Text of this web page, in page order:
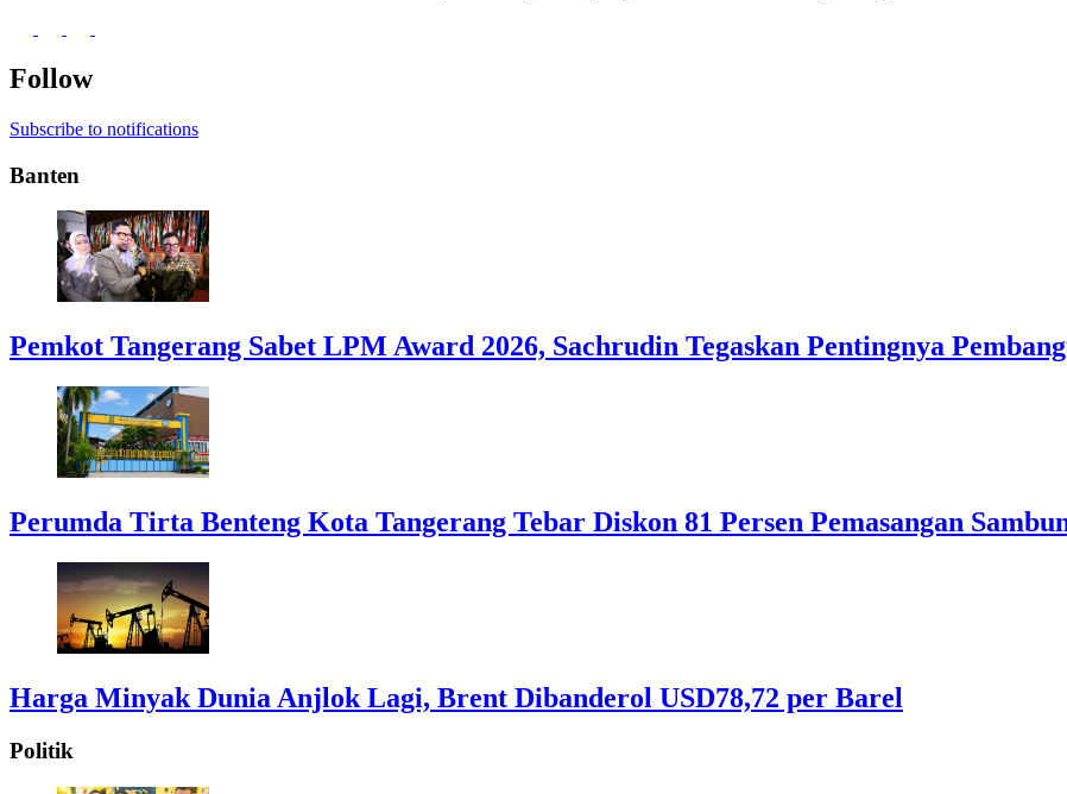
Follow
Subscribe to notifications
Banten
Pemkot Tangerang Sabet LPM Award 2026, Sachrudin Tegaskan Pentingnya
Perumda Tirta Benteng Kota Tangerang Tebar Diskon 81 Persen Pemasangan
Harga Minyak Dunia Anjlok Lagi, Brent Dibanderol USD78,72 per Barel
Politik